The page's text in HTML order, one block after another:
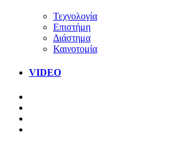
Τεχνολογία
Επιστήμη
Διάστημα
Καινοτομία
VIDEO